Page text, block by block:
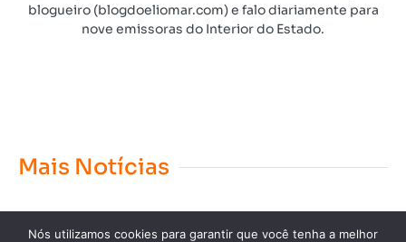
blogueiro (blogdoeliomar.com) e falo diariamente para
nove emissoras do Interior do Estado.
Mais Notícias
Nós utilizamos cookies para garantir que você tenha a melhor